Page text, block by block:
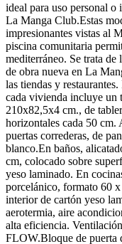
ideal para uso personal o
La Manga Club.Estas
impresionantes vistas al
piscina comunitaria
mediterráneo. Se trata
de obra nueva en La
las tiendas y
cada vivienda incluye un
210x82,5x4 cm., de
horizontales cada 50 cm.
puertas correderas, de
blanco.En baños,
cm, colocado sobre
yeso laminado. En
porcelánico, formato 60
interior de cartón yeso
aerotermia, aire
alta eficiencia.
FLOW.Bloque de puerta